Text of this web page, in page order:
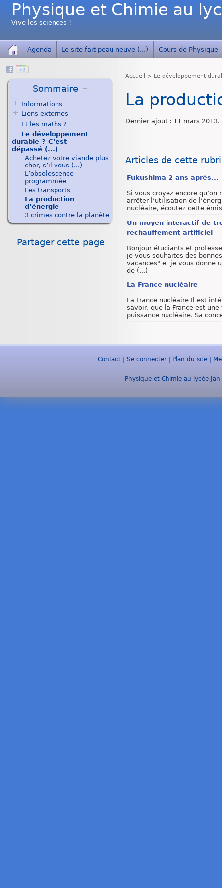
Physique et Chimie au
Vive les sciences !
Agenda Le site fait peau neuve (...) Cours de Physique
Accueil > Le développement
La
Dernier ajout : 11 mars 2013.
Articles de cette
Fukushima 2 ans après...
Si vous croyez encore qu’on
arrêter l’utilisation de
nucléaire, écoutez cette
Un moyen interactif de
rechauffement artificiel
Bonjour étudiants et
je vous souhaites des
vacances" et je vous donne
de (...)
La France nucléaire
La France nucléaire Il est
savoir, que la France est une
puissance nucléaire. Sa
Sommaire
Informations
Liens externes
Et les maths ?
Le développement
durable ? C’est
dépassé (...)
Achetez votre viande plus
cher, s’il vous (...)
L’obsolescence
programmée
Les transports
La production
d’énergie
3 crimes contre la planète
Partager cette page
Contact | Se connecter | Plan du site |
Physique et Chimie au lycée